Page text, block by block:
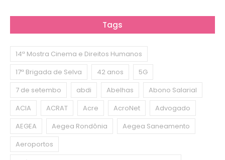
Tags
14ª Mostra Cinema e Direitos Humanos
17ª Brigada de Selva
42 anos
5G
7 de setembo
abdi Abelhas
Abono Salarial
ACIA
ACRAT Acre AcroNet
Advogado
AEGEA
Aegea Rondônia
Aegea Saneamento
Aeroportos